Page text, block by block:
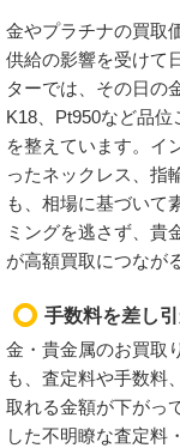
金やプラチナの買取
供給の影響を受けて
ターでは、その日の
K18、Pt950など品
を整えています。イ
ったネックレス、指
も、相場に基づいて
ミングを逃さず、貴
が高額買取につなが
手数料を差し
金・貴金属のお買取
も、査定料や手数料
取れる金額が下がっ
した不明瞭な査定料